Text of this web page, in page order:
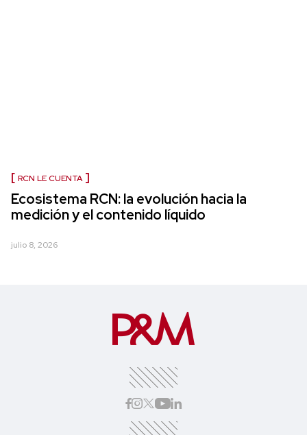
RCN LE CUENTA
Ecosistema RCN: la evolución hacia la
medición y el contenido líquido
julio 8, 2026